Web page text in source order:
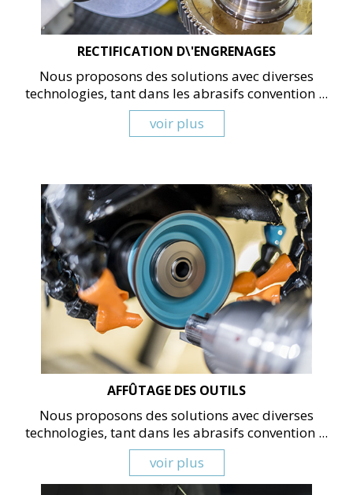
RECTIFICATION D\'ENGRENAGES
Nous proposons des solutions avec diverses
technologies, tant dans les abrasifs convention ...
voir plus
AFFÛTAGE DES OUTILS
Nous proposons des solutions avec diverses
technologies, tant dans les abrasifs convention ...
voir plus